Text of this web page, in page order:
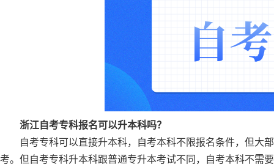
浙江自考专科报名可以升本科吗？
自考专科可以直接升本科，自考本科不限报名条件，但大
考。但自考专科升本科跟普通专升本考试不同，自考本科不需